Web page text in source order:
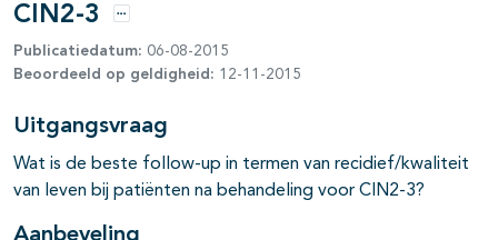
open- en dichtklappen
CIN2-3
Opties
Publicatiedatum: 06-08-2015
Beoordeeld op geldigheid: 12-11-2015
Uitgangsvraag
Wat is de beste follow-up in termen van recidief/kwaliteit
van leven bij patiënten na behandeling voor CIN2-3?